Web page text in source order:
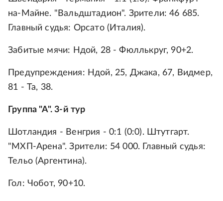
на-Майне. "Вальдштадион". Зрители: 46 685.
Главный судья: Орсато (Италия).
Забитые мячи: Ндой, 28 - Фюллькруг, 90+2.
Предупреждения: Ндой, 25, Джака, 67, Видмер,
81 - Та, 38.
Группа "А". 3-й тур
Шотландия - Венгрия - 0:1 (0:0). Штутгарт.
"МХП-Арена". Зрители: 54 000. Главный судья:
Тельо (Аргентина).
Гол: Чобот, 90+10.